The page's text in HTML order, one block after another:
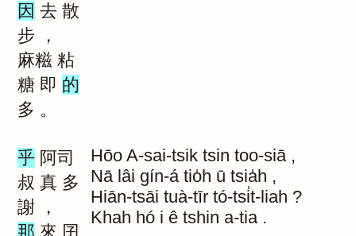
因 去 散
步
，
麻糍 粘
糖 即 的
多 。
乎 阿司
叔 真 多
謝
，
那 來 囝
Hōo A-sai-tsik tsin too-siā ,
Nā lâi gín-á tio̍h ū tsia̍h ,
Hiān-tsāi tuà-tīr tó-tsi̍t-liah ?
Khah hó i ê tshin a-tia .